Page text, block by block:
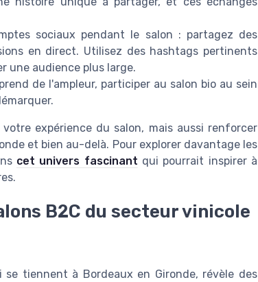
sociaux pendant le salon : partagez des
en direct. Utilisez des hashtags pertinents
une audience plus large.
de l'ampleur, participer au salon bio au sein
expérience du salon, mais aussi renforcer
et bien au-delà. Pour explorer davantage les
cet univers fascinant qui pourrait inspirer à
B2C du secteur vinicole
tiennent à Bordeaux en Gironde, révèle des